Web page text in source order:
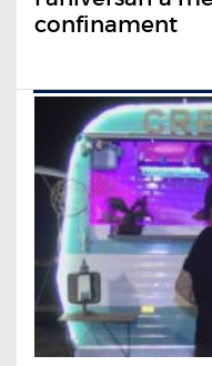
confinament